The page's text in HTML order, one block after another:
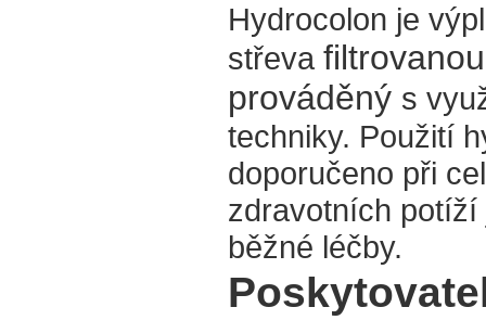
Hydrocolon je
střeva
prováděný s
techniky. Použití
doporučeno při
zdravotních potíží
běžné léčby.